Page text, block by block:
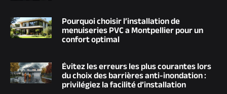
Pourquoi choisir l’installation de
menuiseries PVC a Montpellier pour un
confort optimal
Évitez les erreurs les plus courantes lors
du choix des barrières anti-inondation :
privilégiez la facilité d’installation